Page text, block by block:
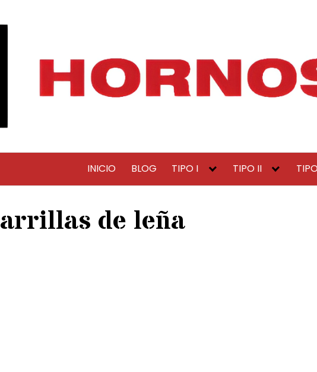
INICIO BLOG TIPO I TIPO II
de leña